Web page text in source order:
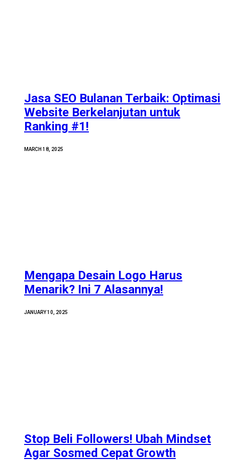
Jasa SEO Bulanan Terbaik: Optimasi
Website Berkelanjutan untuk
Ranking #1!
MARCH 18, 2025
Mengapa Desain Logo Harus
Menarik? Ini 7 Alasannya!
JANUARY 10, 2025
Stop Beli Followers! Ubah Mindset
Agar Sosmed Cepat Growth